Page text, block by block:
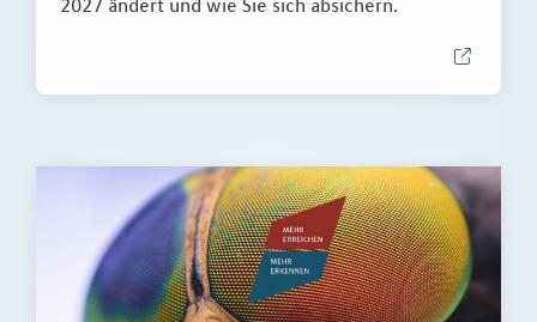
2027 ändert und wie Sie sich absichern.